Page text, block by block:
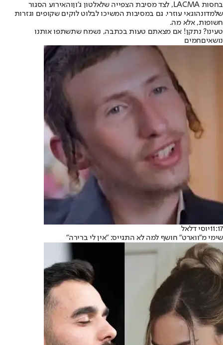
בחסות LACMA, לצד מסיבת הצפייה של אלטון ג׳וןוהאירוע הסגור
שלמדונהוגאי עוזרי. גם במסיבות המשיכו לבלוט לוקים שקופים וגזרות
חשופות, אלא מה.
טעינו? נתקן! אם מצאתם טעות בכתבה, נשמח שתשתפו אותנו
נושאיםחמים
11:17יוסי דלאל
שימי מ"ווארט" חושף למה לא התגייס: "אין לי ברירה"